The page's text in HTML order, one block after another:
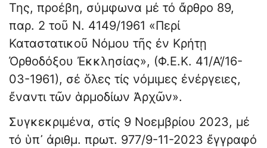
Της, προέβη, σύμφωνα μέ τό ἄρθρο 89,
παρ. 2 τοῦ Ν. 4149/1961 «Περί
Καταστατικοῦ Νόμου τῆς ἐν Κρήτῃ
Ὀρθοδόξου Ἐκκλησίας», (Φ.Ε.Κ. 41/Α’/16-
03-1961), σέ ὅλες τίς νόμιμες ἐνέργειες,
ἔναντι τῶν ἁρμοδίων Ἀρχῶν».
Συγκεκριμένα, στίς 9 Νοεμβρίου 2023, μέ
τό ὑπ᾽ ἀριθμ. πρωτ. 977/9-11-2023 ἔγγραφό